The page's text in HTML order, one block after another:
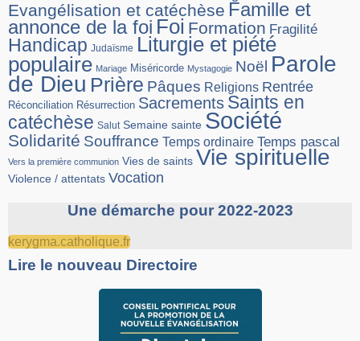
Evangélisation et catéchèse Famille et
annonce de la foi Foi Formation Fragilité
Handicap Judaïsme Liturgie et piété
populaire Mariage Miséricorde Mystagogie Noël Parole
de Dieu Prière Pâques Religions Rentrée
Réconciliation Résurrection Sacrements Saints en
catéchèse Salut Semaine sainte Société
Solidarité Souffrance Temps ordinaire Temps pascal
Vers la première communion Vies de saints Vie spirituelle
Violence / attentats Vocation
Une démarche pour 2022-2023
kerygma.catholique.fr
Lire le nouveau Directoire